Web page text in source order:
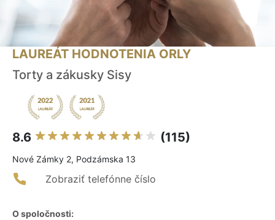
LAUREÁT HODNOTENIA ORLY
Torty a zákusky Sisy
8.6 (115)
Nové Zámky 2, Podzámska 13
Zobraziť telefónne číslo
O spoločnosti: